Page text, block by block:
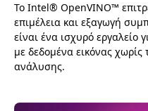
Το Intel® OpenVINO™
επιμέλεια και εξαγωγή
είναι ένα ισχυρό
με δεδομένα εικόνας χωρίς
ανάλυσης.